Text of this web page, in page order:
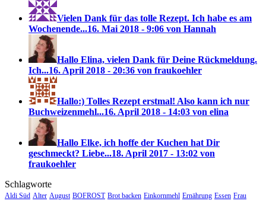
Vielen Dank für das tolle Rezept. Ich habe es am
Wochenende...16. Mai 2018 - 9:06 von Hannah
Hallo Elina, vielen Dank für Deine Rückmeldung.
Ich...16. April 2018 - 20:36 von fraukoehler
Hallo:) Tolles Rezept erstmal! Also kann ich nur
Buchweizenmehl...16. April 2018 - 14:03 von elina
Hallo Elke, ich hoffe der Kuchen hat Dir
geschmeckt? Liebe...18. April 2017 - 13:02 von
fraukoehler
Schlagworte
Aldi Süd Alter August BOFROST Brot backen Einkornmehl Ernährung Essen Frau